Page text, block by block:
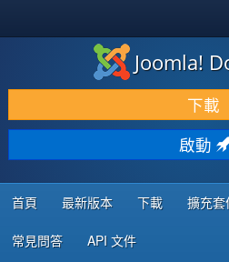
下載 & 擴充
發現 & 學習
社群 & 支援
程式者資源
Joomla!
下載
啟動
首頁 最新版本 下載 擴充套
常見問答 API 文件